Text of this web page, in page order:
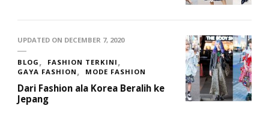
UPDATED ON DECEMBER 7, 2020
BLOG
FASHION TERKINI
GAYA FASHION
MODE FASHION
Dari Fashion ala Korea Beralih ke
Jepang